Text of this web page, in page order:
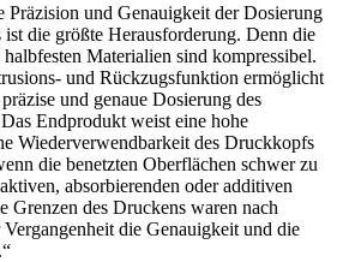
und Genauigkeit der Dosierung
die größte Herausforderung. Denn die
Materialien sind kompressibel.
und Rückzugsfunktion ermöglicht
und genaue Dosierung des
Endprodukt weist eine hohe
Wiederverwendbarkeit des Druckkopfs
die benetzten Oberflächen schwer zu
absorbierenden oder additiven
Grenzen des Druckens waren nach
die Genauigkeit und die